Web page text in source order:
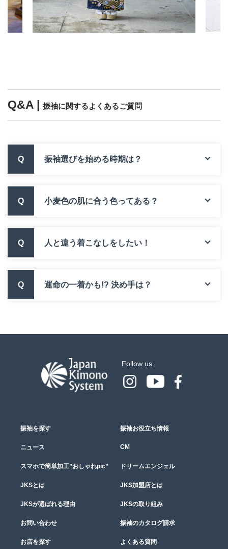
Q&A | 振袖に関するよくあるご質問
Q 振袖選びを始める時期は？
Q 小麦色の肌に合う色ってある？
Q 人と違う着こなしをしたい！
Q 運命の一着かも!? 決め手は？
Follow us
振袖を探す 振袖お役立ち情報
ニュース CM
スマホで簡単加工”おしゃれpic” ドリームエンジェル
JKSとは JKS加盟店とは
JKSが選ばれる理由 JKSの取り組み
お問い合わせ 振袖のカタログ請求
お店を探す よくある質問